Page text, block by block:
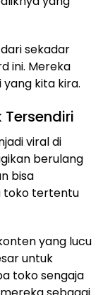
sekadar
ini. Mereka
kita kira.
viral di
berulang
bisa
toko tertentu
yang lucu
untuk
toko sengaja